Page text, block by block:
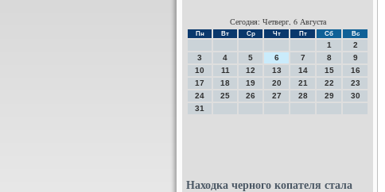
Сегодня: Четверг, 6 Августа
Пн Вт Ср Чт Пт Сб Вс
1
2
3
4 5 6 7 8
9
10
11 12 13 14 15
16
17
18 19 20 21 22
23
24
25 26 27 28 29
30
31
Находка черного копателя стала